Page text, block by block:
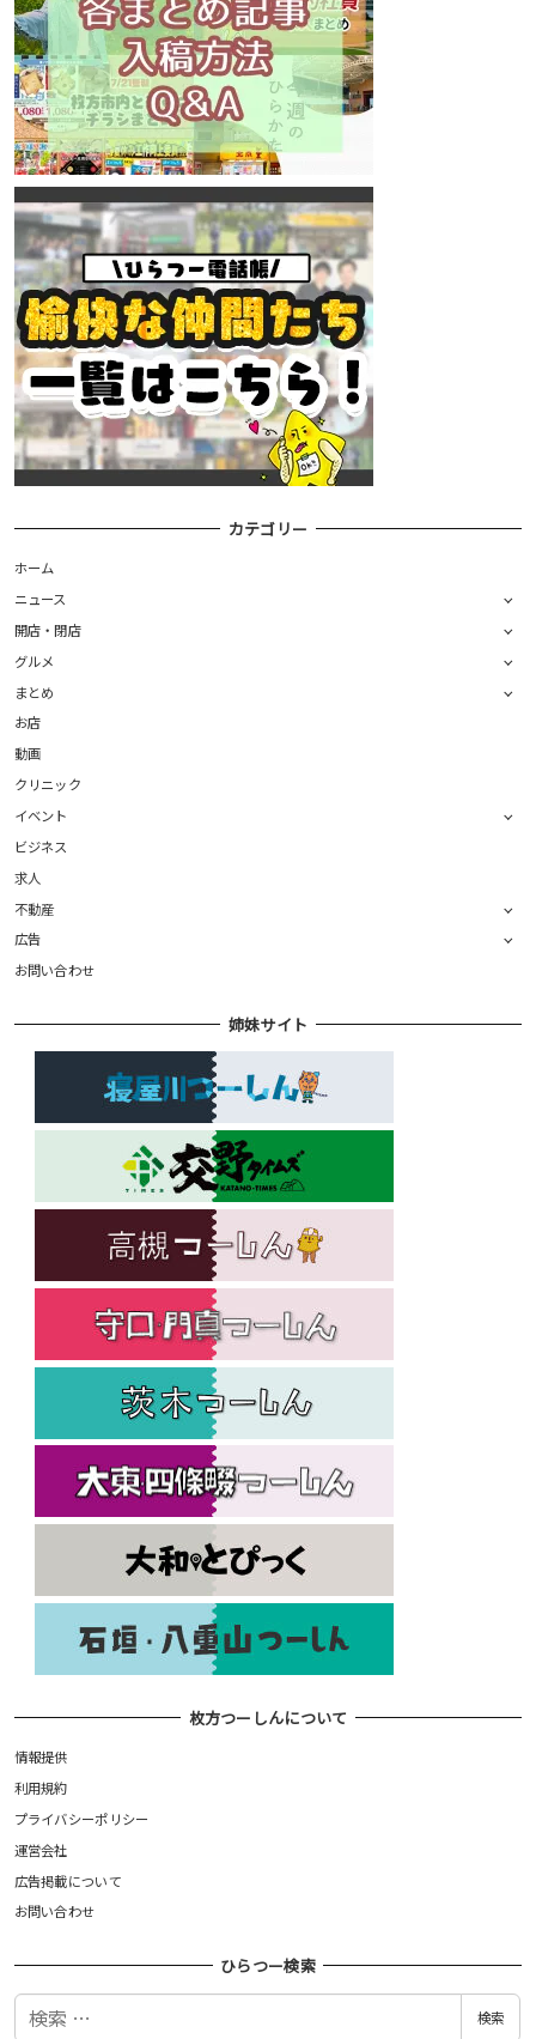
カテゴリー
ホーム
ニュース
開店・閉店
グルメ
まとめ
お店
動画
クリニック
イベント
ビジネス
求人
不動産
広告
お問い合わせ
姉妹サイト
枚方つーしんについて
情報提供
利用規約
プライバシーポリシー
運営会社
広告掲載について
お問い合わせ
ひらつー検索
検
検索